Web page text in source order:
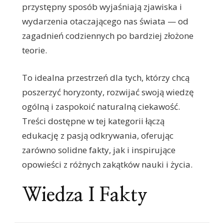
przystępny sposób wyjaśniają zjawiska i
wydarzenia otaczającego nas świata — od
zagadnień codziennych po bardziej złożone
teorie.
To idealna przestrzeń dla tych, którzy chcą
poszerzyć horyzonty, rozwijać swoją wiedzę
ogólną i zaspokoić naturalną ciekawość.
Treści dostępne w tej kategorii łączą
edukację z pasją odkrywania, oferując
zarówno solidne fakty, jak i inspirujące
opowieści z różnych zakątków nauki i życia.
Wiedza I Fakty